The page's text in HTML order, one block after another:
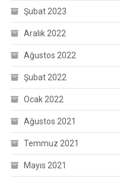
Şubat 2023
Aralık 2022
Ağustos 2022
Şubat 2022
Ocak 2022
Ağustos 2021
Temmuz 2021
Mayıs 2021